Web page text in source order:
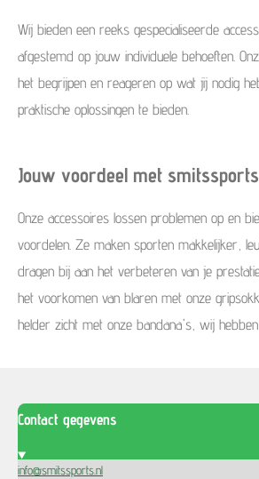
Wij bieden een reeks gespecialiseerde
afgestemd op jouw individuele behoeften.
het begrijpen en reageren op wat jij nodig
praktische oplossingen te bieden.
Jouw voordeel met smitssports
Onze accessoires lossen problemen op en
voordelen. Ze maken sporten makkelijker,
dragen bij aan het verbeteren van je
het voorkomen van blaren met onze
helder zicht met onze bandana's, wij hebben
Contact gegevens
info@smitssports.nl